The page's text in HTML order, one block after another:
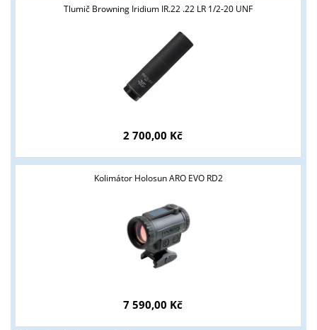
Tlumič Browning Iridium IR.22 .22 LR 1/2-20 UNF
2 700,00 Kč
Kolimátor Holosun ARO EVO RD2
7 590,00 Kč